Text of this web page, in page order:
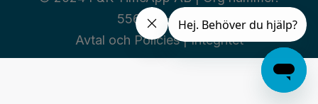
556460-3669
Avtal och Policies|Integritet